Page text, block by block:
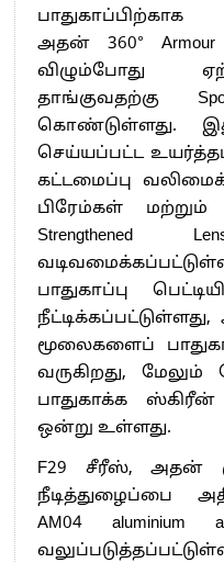
பாதுகாப்பிற்காக
அதன் 360°
விழும்போது
தாங்குவதற்கு
கொண்டுள்ளது.
செய்யப்பட்ட
கட்டமைப்பு
பிரேம்கள் மற்றும்
Strengthened
பாதுகாப்பு
நீட்டிக்கப்பட்டுள்ளது,
மூலைகளைப்
வருகிறது, மேலும்
பாதுகாக்க
ஒன்று உள்ளது.
F29 சீரீஸ், அதன்
நீடித்துழைப்பை
AM04